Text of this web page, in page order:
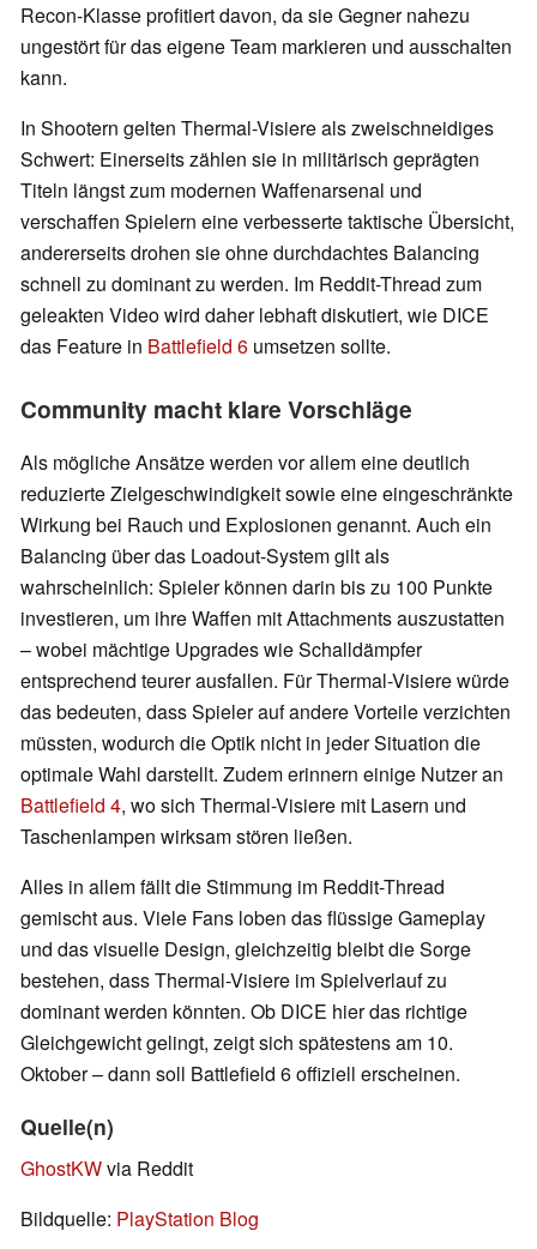
Recon-Klasse profitiert davon, da sie Gegner nahezu
ungestört für das eigene Team markieren und ausschalten
kann.
In Shootern gelten Thermal-Visiere als zweischneidiges
Schwert: Einerseits zählen sie in militärisch geprägten
Titeln längst zum modernen Waffenarsenal und
verschaffen Spielern eine verbesserte taktische Übersicht,
andererseits drohen sie ohne durchdachtes Balancing
schnell zu dominant zu werden. Im Reddit-Thread zum
geleakten Video wird daher lebhaft diskutiert, wie DICE
das Feature in Battlefield 6 umsetzen sollte.
Community macht klare Vorschläge
Als mögliche Ansätze werden vor allem eine deutlich
reduzierte Zielgeschwindigkeit sowie eine eingeschränkte
Wirkung bei Rauch und Explosionen genannt. Auch ein
Balancing über das Loadout-System gilt als
wahrscheinlich: Spieler können darin bis zu 100 Punkte
investieren, um ihre Waffen mit Attachments auszustatten
– wobei mächtige Upgrades wie Schalldämpfer
entsprechend teurer ausfallen. Für Thermal-Visiere würde
das bedeuten, dass Spieler auf andere Vorteile verzichten
müssten, wodurch die Optik nicht in jeder Situation die
optimale Wahl darstellt. Zudem erinnern einige Nutzer an
Battlefield 4, wo sich Thermal-Visiere mit Lasern und
Taschenlampen wirksam stören ließen.
Alles in allem fällt die Stimmung im Reddit-Thread
gemischt aus. Viele Fans loben das flüssige Gameplay
und das visuelle Design, gleichzeitig bleibt die Sorge
bestehen, dass Thermal-Visiere im Spielverlauf zu
dominant werden könnten. Ob DICE hier das richtige
Gleichgewicht gelingt, zeigt sich spätestens am 10.
Oktober – dann soll Battlefield 6 offiziell erscheinen.
Quelle(n)
GhostKWvia Reddit
Bildquelle: PlayStation Blog